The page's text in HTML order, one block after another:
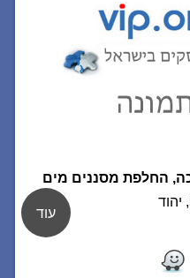
החלפת מסננים מים
עוד